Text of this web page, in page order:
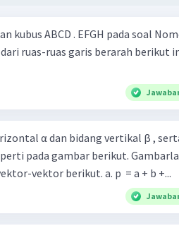
kubus ABCD . EFGH pada soal
ruas garis berarah berikut ini. d. − 4 1
α dan bidang vertikal β ,
gambar berikut. Gambarlah secara
geometri, diagram vektor-vektor berikut. a. p ​ = a + b +...